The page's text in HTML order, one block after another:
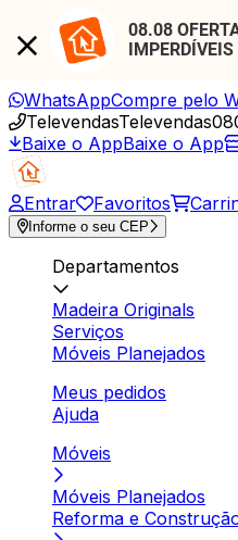
08.08
IMPERDÍVEIS
WhatsAppCompre pelo
TelevendasTelevendas
Baixe o AppBaixe o App
Entrar Favoritos
Informe o seu CEP
Departamentos
Madeira Originals
Serviços
Móveis Planejados
Meus pedidos
Ajuda
Móveis
Móveis Planejados
Reforma e